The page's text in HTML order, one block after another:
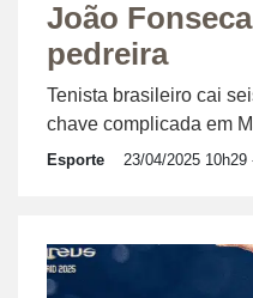
João
pedreira
Tenista brasileiro cai
chave complicada em
Esporte 23/04/2025 10h29